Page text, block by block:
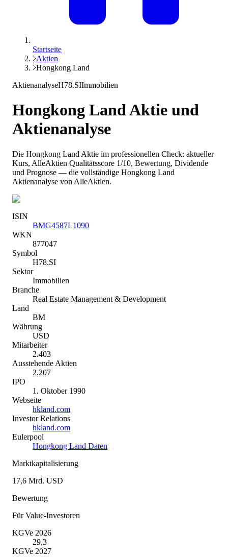
Startseite
Aktien
Hongkong Land
AktienanalyseH78.SIImmobilien
Hongkong LandAktie und
Aktienanalyse
Die Hongkong Land Aktie im professionellen Check: aktueller
Kurs, AlleAktien Qualitätsscore 1/10, Bewertung, Dividende
und Prognose — die vollständige Hongkong Land
Aktienanalyse von AlleAktien.
ISIN
BMG4587L1090
WKN
877047
Symbol
H78.SI
Sektor
Immobilien
Branche
Real Estate Management & Development
Land
BM
Währung
USD
Mitarbeiter
2.403
Ausstehende Aktien
2.207
IPO
1. Oktober 1990
Webseite
hkland.com
Investor Relations
hkland.com
Eulerpool
Hongkong Land Daten
Marktkapitalisierung
17,6 Mrd. USD
Bewertung
Für Value-Investoren
KGVe 2026
29,3
KGVe 2027